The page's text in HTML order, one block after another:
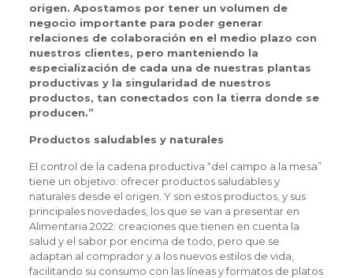
origen. Apostamos por tener un volumen de
negocio importante para poder generar
relaciones de colaboración en el medio plazo con
nuestros clientes, pero manteniendo la
especialización de cada una de nuestras plantas
productivas y la singularidad de nuestros
productos, tan conectados con la tierra donde se
producen.”
Productos saludables y naturales
El control de la cadena productiva “del campo a la mesa”
tiene un objetivo: ofrecer productos saludables y
naturales desde el origen. Y son estos productos, y sus
principales novedades, los que se van a presentar en
Alimentaria 2022: creaciones que tienen en cuenta la
salud y el sabor por encima de todo, pero que se
adaptan al comprador y a los nuevos estilos de vida,
facilitando su consumo con las líneas y formatos de platos